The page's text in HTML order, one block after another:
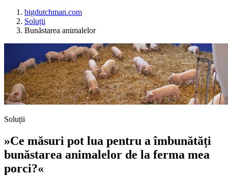
bigdutchman.com
Soluții
Bunăstarea animalelor
Soluții
»Ce măsuri pot lua pentru a îmbunătăți
bunăstarea animalelor de la ferma mea
porci?«